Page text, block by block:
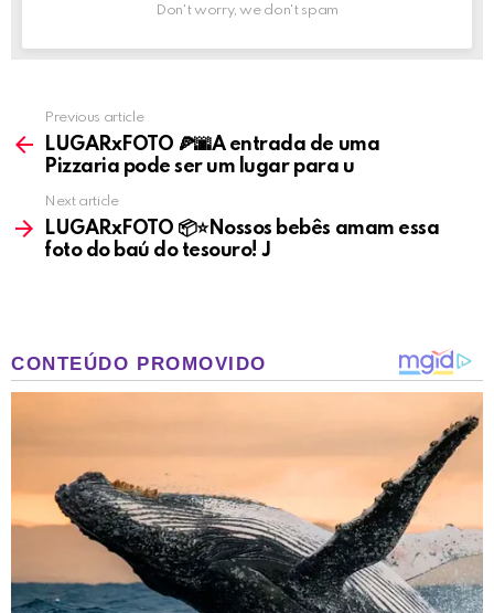
Don't worry, we don't spam
more
Previous article
LUGARxFOTO 🍕🌆A entrada de uma
Pizzaria pode ser um lugar para u
Next article
LUGARxFOTO 📦⭐️Nossos bebês amam essa
foto do baú do tesouro! J